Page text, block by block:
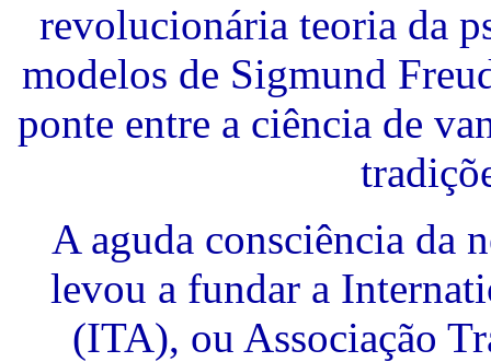
revolucionária teoria da
modelos de Sigmund
ponte entre a ciência de
A aguda consciência da
levou a fundar a
(ITA), ou Associação